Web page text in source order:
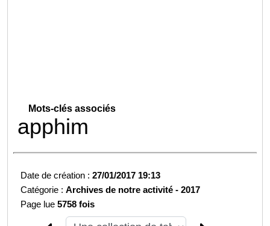
Mots-clés associés
apphim
Date de création :27/01/2017 19:13
Catégorie :Archives de notre activité -2017
Page lue5758 fois